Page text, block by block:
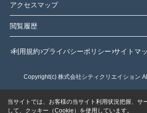
アクセスマップ
閲覧履歴
利用規約 プライバシーポリシー サイトマ
Copyright(c) 株式会社シティクリエイション
当サイトでは、お客様の当サイト利用状況把握、サ
して、クッキー（Cookie）を使用しています。